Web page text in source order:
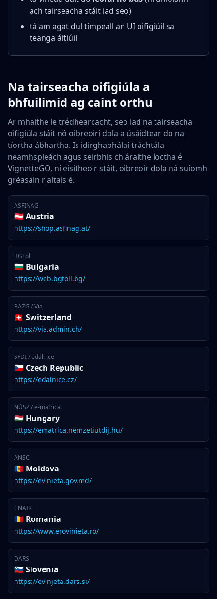
ach tairseacha stáit iad seo)
tá am agat dul timpeall an UI oifigiúil sa
teanga áitiúil
Na tairseacha oifigiúla a
bhfuilimid ag caint orthu
Ar mhaithe le trédhearcacht, seo iad na tairseacha
oifigiúla stáit nó oibreoirí dola a úsáidtear do na
tíortha ábhartha. Is idirghabhálaí tráchtála
neamhspleách agus seirbhís chláraithe íoctha é
VignetteGO, ní eisitheoir stáit, oibreoir dola ná suíomh
gréasáin rialtais é.
ASFINAG
🇦🇹 Austria
https://shop.asfinag.at/
BGToll
🇧🇬 Bulgaria
https://web.bgtoll.bg/
BAZG / Via
🇨🇭 Switzerland
https://via.admin.ch/
SFDI / edalnice
🇨🇿 Czech Republic
https://edalnice.cz/
NÚSZ / e-matrica
🇭🇺 Hungary
https://ematrica.nemzetiutdij.hu/
ANSC
🇲🇩 Moldova
https://evinieta.gov.md/
CNAIR
🇷🇴 Romania
https://www.erovinieta.ro/
DARS
🇸🇮 Slovenia
https://evinjeta.dars.si/